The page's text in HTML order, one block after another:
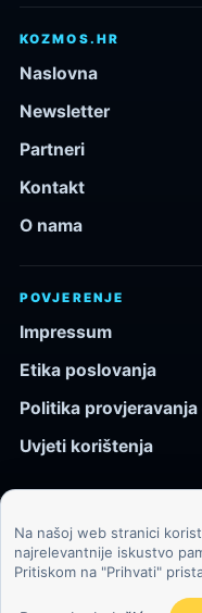
KOZMOS.HR
Naslovna
Newsletter
Partneri
Kontakt
O nama
POVJERENJE
Impressum
Etika poslovanja
Politika
Uvjeti korištenja
© 2026
Svemir, znanost,
Na našoj web stranici
najrelevantnije iskustvo
Pritiskom na "Prihvati"